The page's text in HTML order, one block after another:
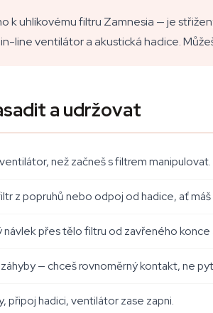
k uhlíkovému filtru Zamnesia — je
line ventilátor a akustická hadice.
a udržovat
než začneš s filtrem manipulovat.
z popruhů nebo odpoj od hadice, ať
návlek přes tělo filtru od zavřeného
— chceš rovnoměrný kontakt, ne
připoj hadici, ventilátor zase zapni.